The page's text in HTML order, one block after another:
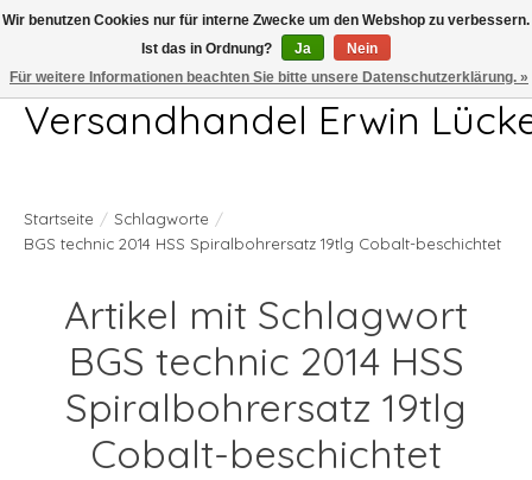
Telefon 04407 715872 MO-DO 7.00-17.00Uhr FR 7.00-13.00Uhr
Versandhandel Erwin
Startseite / Schlagworte /
BGS technic 2014 HSS Spiralbohrersatz 19tlg Cobalt-beschichtet
Artikel mit Schlagwort
BGS technic 2014 HSS
Spiralbohrersatz 19tlg
Cobalt-beschichtet
Wir benutzen Cookies nur für interne Zwecke um den Webshop zu verbessern.
Ist das in Ordnung?
Ja
Nein
Für weitere Informationen beachten Sie bitte unsere Datenschutzerklärung. »